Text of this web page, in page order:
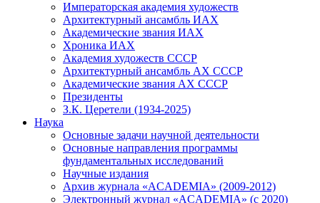
Императорская академия художеств
Архитектурный ансамбль ИАХ
Академические звания ИАХ
Хроника ИАХ
Академия художеств СССР
Архитектурный ансамбль АХ СССР
Академические звания АХ СССР
Президенты
З.К. Церетели (1934-2025)
Наука
Основные задачи научной деятельности
Основные направления программы
фундаментальных исследований
Научные издания
Архив журнала «ACADEMIA» (2009-2012)
Электронный журнал «ACADEMIA» (с 2020)